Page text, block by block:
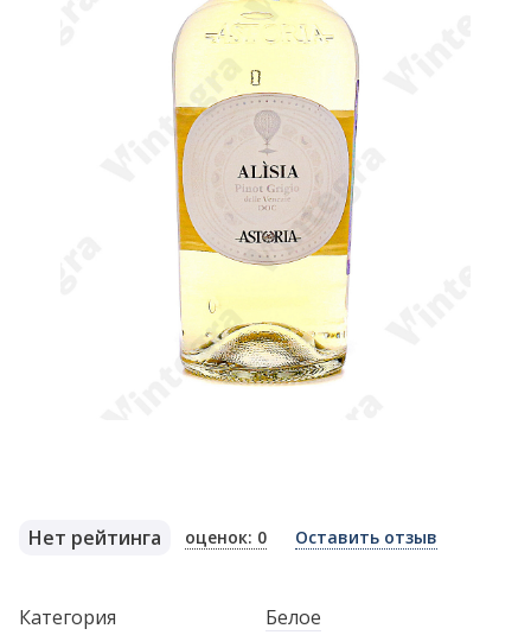
Нет рейтинга оценок: 0 Оставить отзыв
Категория
Белое